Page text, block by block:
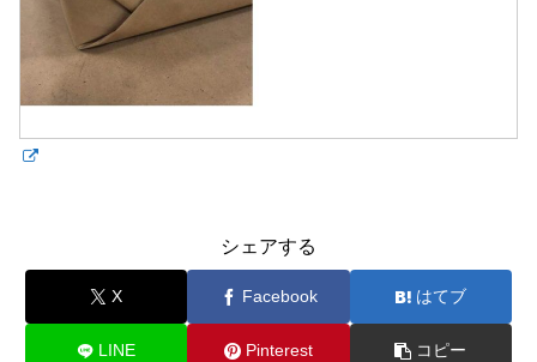
シェアする
X Facebook はてブ
LINE Pinterest コピー